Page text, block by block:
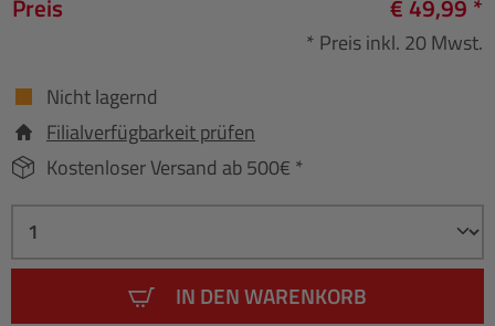
Preis € 49,99 *
* Preis inkl. 20 Mwst.
Nicht lagernd
Filialverfügbarkeit prüfen
Kostenloser Versand ab 500€ *
IN DEN WARENKORB